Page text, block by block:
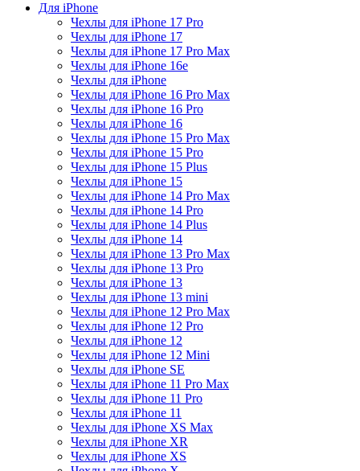
Для iPhone
Чехлы для iPhone 17 Pro
Чехлы для iPhone 17
Чехлы для iPhone 17 Pro Max
Чехлы для iPhone 16e
Чехлы для iPhone
Чехлы для iPhone 16 Pro Max
Чехлы для iPhone 16 Pro
Чехлы для iPhone 16
Чехлы для iPhone 15 Pro Max
Чехлы для iPhone 15 Pro
Чехлы для iPhone 15 Plus
Чехлы для iPhone 15
Чехлы для iPhone 14 Pro Max
Чехлы для iPhone 14 Pro
Чехлы для iPhone 14 Plus
Чехлы для iPhone 14
Чехлы для iPhone 13 Pro Max
Чехлы для iPhone 13 Pro
Чехлы для iPhone 13
Чехлы для iPhone 13 mini
Чехлы для iPhone 12 Pro Max
Чехлы для iPhone 12 Pro
Чехлы для iPhone 12
Чехлы для iPhone 12 Mini
Чехлы для iPhone SE
Чехлы для iPhone 11 Pro Max
Чехлы для iPhone 11 Pro
Чехлы для iPhone 11
Чехлы для iPhone XS Max
Чехлы для iPhone XR
Чехлы для iPhone XS